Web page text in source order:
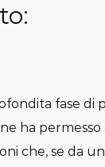
fase di
ha
che, se da